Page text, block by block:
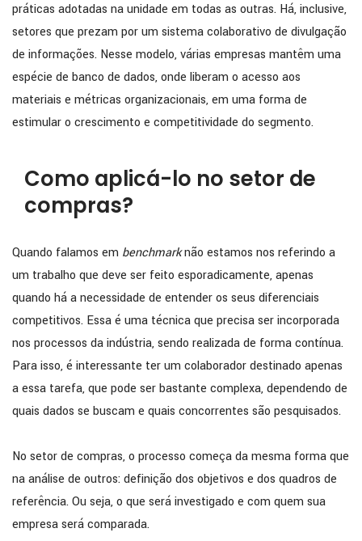
práticas adotadas na unidade em todas as outras. Há, inclusive,
setores que prezam por um sistema colaborativo de divulgação
de informações. Nesse modelo, várias empresas mantêm uma
espécie de banco de dados, onde liberam o acesso aos
materiais e métricas organizacionais, em uma forma de
estimular o crescimento e competitividade do segmento.
Como aplicá-lo no setor de
compras?
Quando falamos em benchmarknão estamos nos referindo a
um trabalho que deve ser feito esporadicamente, apenas
quando há a necessidade de entender os seus diferenciais
competitivos. Essa é uma técnica que precisa ser incorporada
nos processos da indústria, sendo realizada de forma contínua.
Para isso, é interessante ter um colaborador destinado apenas
a essa tarefa, que pode ser bastante complexa, dependendo de
quais dados se buscam e quais concorrentes são pesquisados.
No setor de compras, o processo começa da mesma forma que
na análise de outros: definição dos objetivos e dos quadros de
referência. Ou seja, o que será investigado e com quem sua
empresa será comparada.